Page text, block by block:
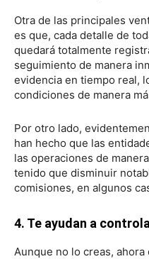
Otra de las principales
es que, cada detalle de
quedará totalmente
seguimiento de manera
evidencia en tiempo real,
condiciones de manera
Por otro lado,
han hecho que las
las operaciones de
tenido que disminuir
comisiones, en algunos
4. Te ayudan a
Aunque no lo creas,